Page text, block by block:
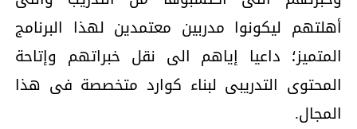
أهلتهم ليكونوا مدربين معتمدين لهذا البرنامج
المتميز؛ داعيا إياهم الى نقل خبراتهم وإتاحة
المحتوى التدريبى لبناء كوارد متخصصة فى هذا
المجال.